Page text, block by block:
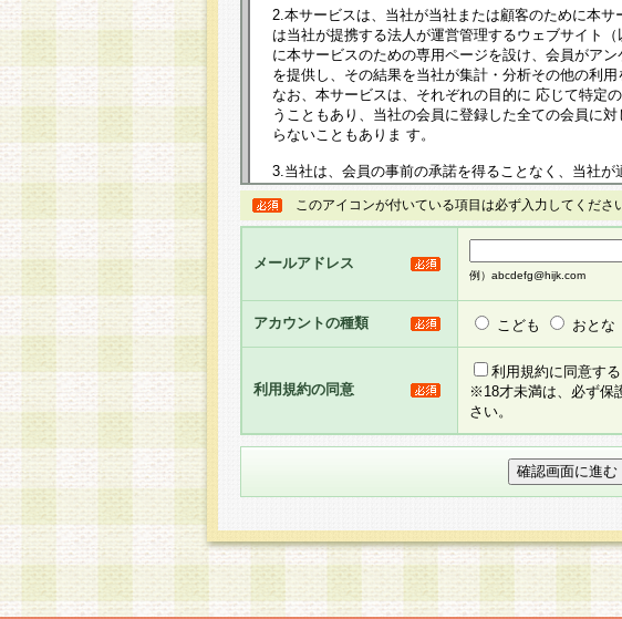
2.本サービスは、当社が当社または顧客のために本
は当社が提携する法人が運営管理するウェブサイト
に本サービスのための専用ページを設け、会員がア
を提供し、その結果を当社が集計・分析その他の利用
なお、本サービスは、それぞれの目的に 応じて特定
うこともあり、当社の会員に登録した全ての会員に
らないこともありま す。
3.当社は、会員の事前の承諾を得ることなく、当社
規約を任意に制定、変更または修正することができ
は、本規約においては本サイトに掲示したときに、そ
して告知の案内を配信または本サイトに掲示したと
るものとします。
5.当社がお聞きする個人情報は、すべて会員登録希望
のと考えております。従って、会員登録希望者が自
合には、当社はその個人情報をお預かりいたしませ
社の取扱商品やサービス等をご利用いただけない場
い。
6.当社は、お客様から当社が保有している個人情報の
められた場合には、ご本人様であることが当社にて
せ先となります。
第2条 会員の資格
1.会員とは、本規約等を承諾のうえ、当社所定の登
このアイコンが付いている項目は必ず入力してくださ
メールアドレス
例）abcdefg@hijk.com
アカウントの種類 こども おとな
利用規約の同意
利用規約に同意する
※18才未満は、必ず保
さい。